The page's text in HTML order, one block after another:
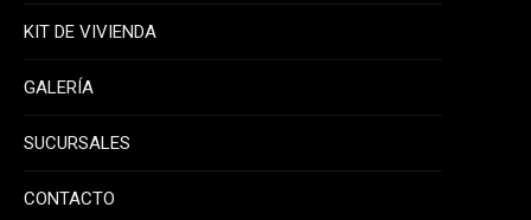
KIT DE VIVIENDA
GALERÍA
SUCURSALES
CONTACTO